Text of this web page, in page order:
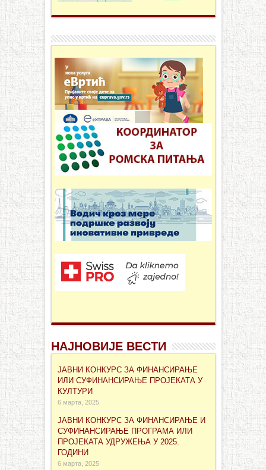
НАЈНОВИЈЕ ВЕСТИ
ЈАВНИ КОНКУРС ЗА ФИНАНСИРАЊЕ
ИЛИ СУФИНАНСИРАЊЕ ПРОЈЕКАТА У
КУЛТУРИ
6 марта, 2025
ЈАВНИ КОНКУРС ЗА ФИНАНСИРАЊЕ И
СУФИНАНСИРАЊЕ ПРОГРАМА ИЛИ
ПРОЈЕКАТА УДРУЖЕЊА У 2025.
ГОДИНИ
6 марта, 2025